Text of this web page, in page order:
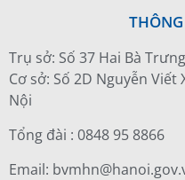
Trụ sở: Số 37 Hai Bà
Cơ sở: Số 2D Nguyễn
Nội
Tổng đài : 0848 95 8866
Email: